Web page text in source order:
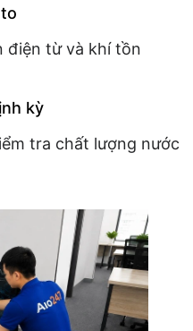
điện từ và khí tồn
kỳ
tra chất lượng nước